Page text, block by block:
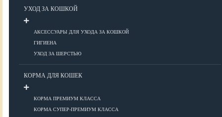
УХОД ЗА КОШКОЙ
АКСЕССУАРЫ ДЛЯ УХОДА ЗА КОШКОЙ
ГИГИЕНА
УХОД ЗА ШЕРСТЬЮ
КОРМА ДЛЯ КОШЕК
КОРМА ПРЕМИУМ КЛАССА
КОРМА СУПЕР-ПРЕМИУМ КЛАССА
Кожные заболевания
Диагностика у кошек
Препараты для кошек
Роды кошек